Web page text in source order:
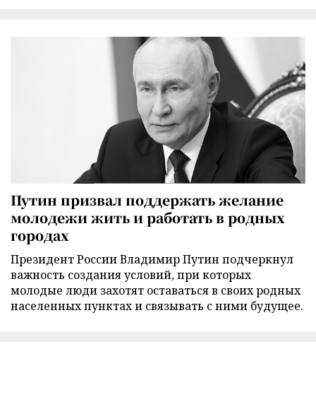
Путин призвал поддержать желание
молодежи жить и работать в родных
городах
Президент России Владимир Путин подчеркнул
важность создания условий, при которых
молодые люди захотят оставаться в своих родных
населенных пунктах и связывать с ними будущее.